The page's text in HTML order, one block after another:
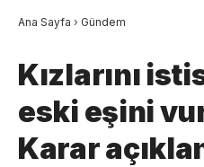
Ana Sayfa › Gündem
Kızlarını
eski eşini
Karar